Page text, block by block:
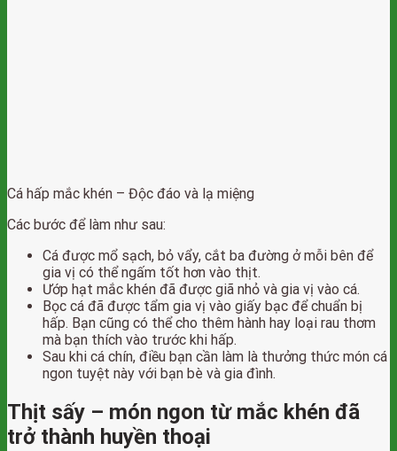
Cá hấp mắc khén – Độc đáo và lạ miệng
Các bước để làm như sau:
Cá được mổ sạch, bỏ vẩy, cắt ba đường ở mỗi bên để
gia vị có thể ngấm tốt hơn vào thịt.
Ướp hạt mắc khén đã được giã nhỏ và gia vị vào cá.
Bọc cá đã được tẩm gia vị vào giấy bạc để chuẩn bị
hấp. Bạn cũng có thể cho thêm hành hay loại rau thơm
mà bạn thích vào trước khi hấp.
Sau khi cá chín, điều bạn cần làm là thưởng thức món cá
ngon tuyệt này với bạn bè và gia đình.
Thịt sấy – món ngon từ mắc khén đã
trở thành huyền thoại